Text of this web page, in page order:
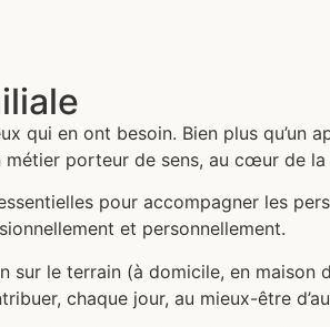
qui en ont besoin. Bien plus qu’un
porteur de sens, au cœur de la
pour accompagner les
et personnellement.
le terrain (à domicile, en maison
chaque jour, au mieux-être